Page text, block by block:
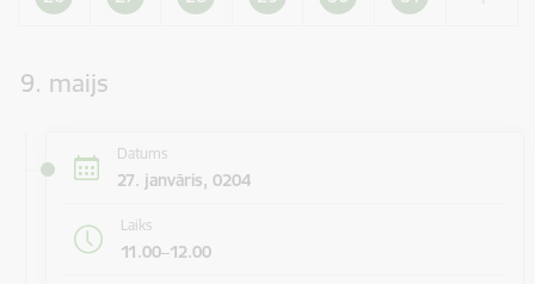
9. maijs
Datums
27. janvāris, 0204
Laiks
11.00–12.00